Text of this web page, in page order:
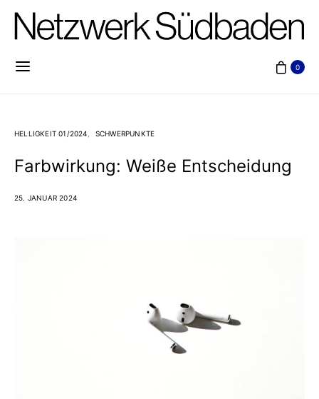
0
HELLIGKEIT 01/2024 SCHWERPUNKTE
Farbwirkung: Weiße Entscheidung
25. JANUAR 2024